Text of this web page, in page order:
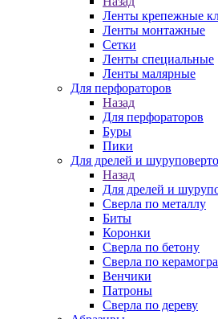
Ленты крепежные
Ленты монтажные
Сетки
Ленты специальные
Ленты малярные
Для перфораторов
Назад
Для перфораторов
Буры
Пики
Для дрелей и
Назад
Для дрелей и
Сверла по металлу
Биты
Коронки
Сверла по бетону
Сверла по
Венчики
Патроны
Сверла по дереву